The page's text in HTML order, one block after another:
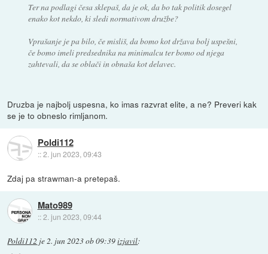
Ter na podlagi česa sklepaš, da je ok, da bo tak politik dosegel
enako kot nekdo, ki sledi normativom družbe?
Vprašanje je pa bilo, če misliš, da bomo kot država bolj uspešni,
če bomo imeli predsednika na minimalcu ter bomo od njega
zahtevali, da se oblači in obnaša kot delavec.
Druzba je najbolj uspesna, ko imas razvrat elite, a ne? Preveri kak
se je to obneslo rimljanom.
Poldi112
::2. jun 2023, 09:43
Zdaj pa strawman-a pretepaš.
Mato989
::2. jun 2023, 09:44
Poldi112 je2. jun 2023 ob 09:39izjavil: